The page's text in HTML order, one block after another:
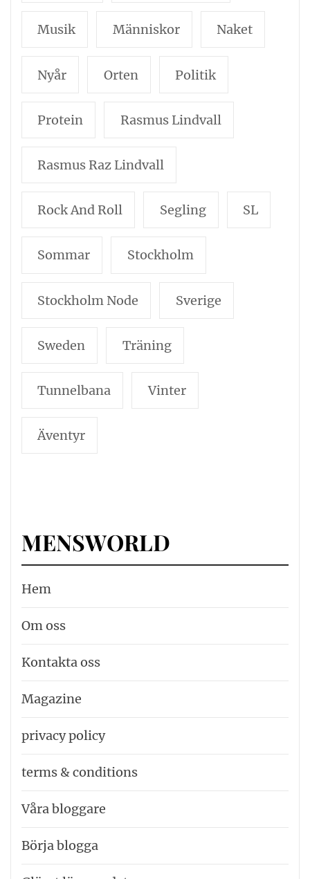
Musik Människor Naket
Nyår Orten Politik
Protein Rasmus Lindvall
Rasmus Raz Lindvall
Rock And Roll Segling SL
Sommar Stockholm
Stockholm Node Sverige
Sweden Träning
Tunnelbana Vinter
Äventyr
MENSWORLD
Hem
Om oss
Kontakta oss
Magazine
privacy policy
terms & conditions
Våra bloggare
Börja blogga